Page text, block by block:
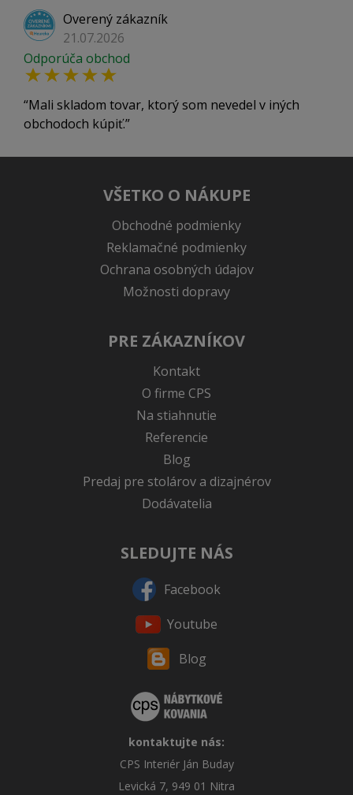
Overený zákazník
21.07.2026
Odporúča obchod
Mali skladom tovar, ktorý som nevedel v iných
obchodoch kúpiť.
VŠETKO O NÁKUPE
Obchodné podmienky
Reklamačné podmienky
Ochrana osobných údajov
Možnosti dopravy
PRE ZÁKAZNÍKOV
Kontakt
O firme CPS
Na stiahnutie
Referencie
Blog
Predaj pre stolárov a dizajnérov
Dodávatelia
SLEDUJTE NÁS
Facebook
Youtube
Blog
kontaktujte nás:
CPS Interiér Ján Buday
Levická 7, 949 01 Nitra